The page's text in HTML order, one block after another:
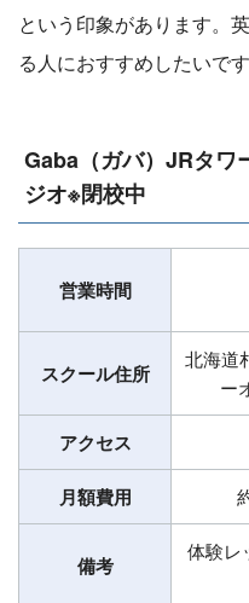
という印象があります。
る人におすすめしたいです
Gaba（ガバ）JRタワ
ジオ※閉校中
営業時間
スクール住所
北海道
ー
アクセス
月額費用
備考
体験レ